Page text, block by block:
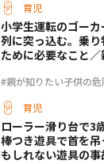
育児
#親が知りたい子供の危
小学生運転のゴー
列に突っ込む。乗
ために必要なこと
育児
ローラー滑り台で3
棒つき遊具で首を
もしれない遊具の